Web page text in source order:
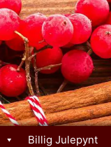
Billig Julepynt